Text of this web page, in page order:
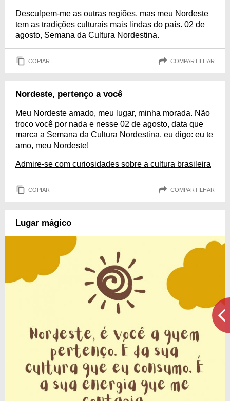
Desculpem-me as outras regiões, mas meu Nordeste
tem as tradições culturais mais lindas do país. 02 de
agosto, Semana da Cultura Nordestina.
COPIAR COMPARTILHAR
Nordeste, pertenço a você
Meu Nordeste amado, meu lugar, minha morada. Não
troco você por nada e nesse 02 de agosto, data que
marca a Semana da Cultura Nordestina, eu digo: eu te
amo, meu Nordeste!
Admire-se com curiosidades sobre a cultura brasileira
COPIAR COMPARTILHAR
Lugar mágico